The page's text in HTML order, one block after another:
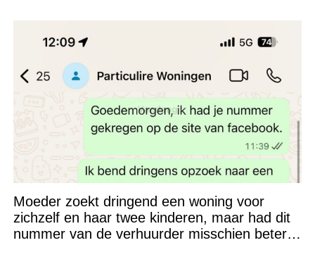
Moeder zoekt dringend een woning voor
zichzelf en haar twee kinderen, maar had dit
nummer van de verhuurder misschien beter